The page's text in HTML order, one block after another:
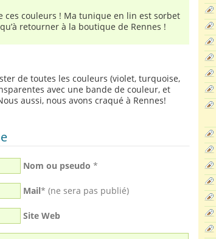
ces couleurs ! Ma tunique en lin est sorbet
retourner à la boutique de Rennes !
de toutes les couleurs (violet, turquoise,
avec une bande de couleur, et
aussi, nous avons craqué à Rennes!
Nom ou pseudo *
Mail* (ne sera pas publié)
Site Web